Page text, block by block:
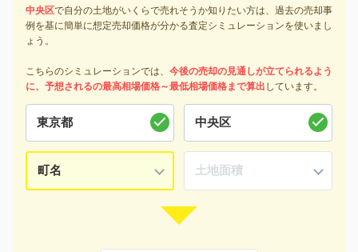
中央区で自分の土地がいくらで売れそうか知りたい方は、過去の売却事
例を基に簡単に想定売却価格が分かる査定シミュレーションを使いまし
ょう。
こちらのシミュレーションでは、 今後の売却の見通しが立てられるよう
に、予想されるの最高相場価格～最低相場価格まで算出 しています。